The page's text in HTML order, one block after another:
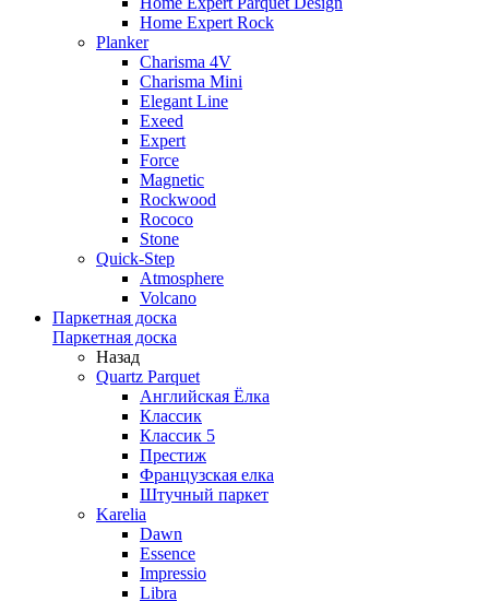
Home Expert Rock
Planker
Charisma 4V
Charisma Mini
Elegant Line
Exeed
Expert
Force
Magnetic
Rockwood
Rococo
Stone
Quick-Step
Atmosphere
Volcano
Паркетная доска
Паркетная доска
Назад
Quartz Parquet
Английская Ёлка
Классик
Классик 5
Престиж
Французская елка
Штучный паркет
Karelia
Dawn
Essence
Impressio
Libra